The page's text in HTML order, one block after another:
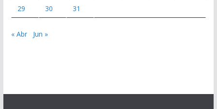
29 30 31
« Abr Jun »